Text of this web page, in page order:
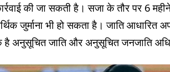
की जा सकती है। सजा के तौर पर 6
जुर्माना भी हो सकता है। जाति आधारित
है अनुसूचित जाति और अनुसूचित जनजाति